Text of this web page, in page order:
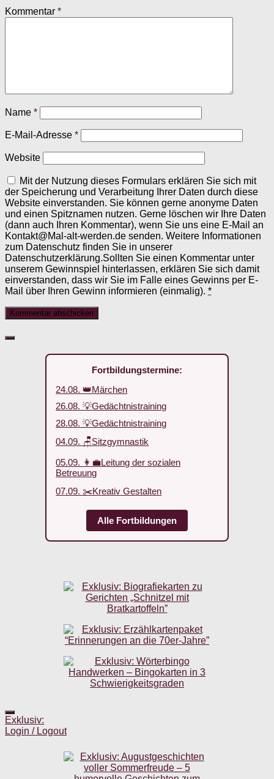
Kommentar *
Name *
E-Mail-Adresse *
Website
Mit der Nutzung dieses Formulars erklären Sie sich mit
der Speicherung und Verarbeitung Ihrer Daten durch diese
Website einverstanden. Sie können gerne anonyme Daten
und einen Spitznamen nutzen. Gerne löschen wir Ihre Daten
(dann auch Ihren Kommentar), wenn Sie uns eine E-Mail an
Kontakt@Mal-alt-werden.de senden. Weitere Informationen
zum Datenschutz finden Sie in unserer
Datenschutzerklärung.Sollten Sie einen Kommentar unter
unserem Gewinnspiel hinterlassen, erklären Sie sich damit
einverstanden, dass wir Sie im Falle eines Gewinns per E-
Mail über Ihren Gewinn informieren (einmalig). *
Fortbildungstermine:
24.08. 👑Märchen
26.08. 💡Gedächtnistraining
28.08. 💡Gedächtnistraining
04.09. 🪑Sitzgymnastik
05.09. 👩‍💼Leitung der sozialen
Betreuung
07.09. ✂️Kreativ Gestalten
Alle Fortbildungen
Exklusiv:
Login / Logout